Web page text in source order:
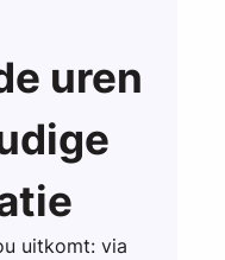
uren
uitkomt: via